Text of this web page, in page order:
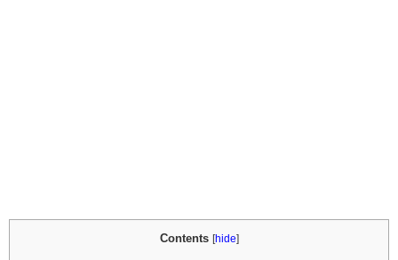
Contents [hide]